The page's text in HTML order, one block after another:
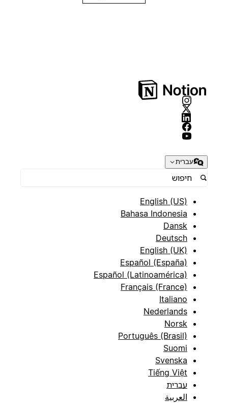
עברית
English (US)
Bahasa Indonesia
Dansk
Deutsch
English (UK)
Español (España)
Español (Latinoamérica)
Français (France)
Italiano
Nederlands
Norsk
Português (Brasil)
Suomi
Svenska
Tiếng Việt
עברית
العربية